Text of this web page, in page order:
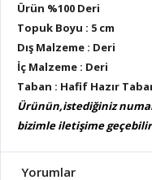
Ürün %100 Deri
Topuk Boyu : 5 cm
Dış Malzeme : Deri
İç Malzeme : Deri
Taban : Hafif Hazır
Ürünün,istediğiniz
bizimle iletişime
Yorumlar